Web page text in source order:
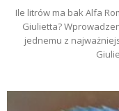
Ile litrów ma bak Alfa
Giulietta?
jednemu z